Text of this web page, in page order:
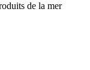
de la mer